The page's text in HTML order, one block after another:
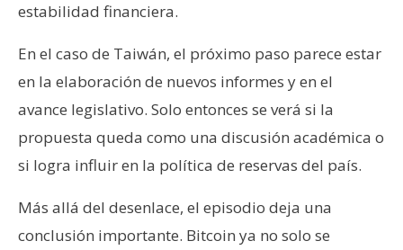
estabilidad financiera.
En el caso de Taiwán, el próximo paso parece estar
en la elaboración de nuevos informes y en el
avance legislativo. Solo entonces se verá si la
propuesta queda como una discusión académica o
si logra influir en la política de reservas del país.
Más allá del desenlace, el episodio deja una
conclusión importante. Bitcoin ya no solo se